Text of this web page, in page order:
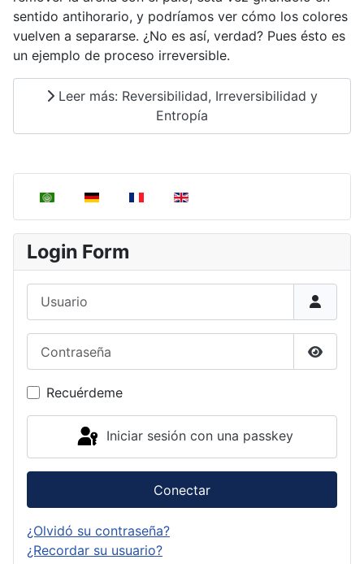
Seleccione su idioma
Login Form
Recuérdeme
Iniciar sesión con una passkey
Conectar
¿Olvidó su contraseña?
¿Recordar su usuario?
sentido antihorario, y podríamos ver cómo los colores
vuelven a separarse. ¿No es así, verdad? Pues ésto es
un ejemplo de proceso irreversible.
Leer más: Reversibilidad, Irreversibilidad y
Entropía